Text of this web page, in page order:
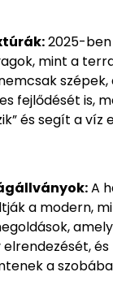
2025-
mint a
fejlődését is,
és segít a víz
A
a modern,
és
a